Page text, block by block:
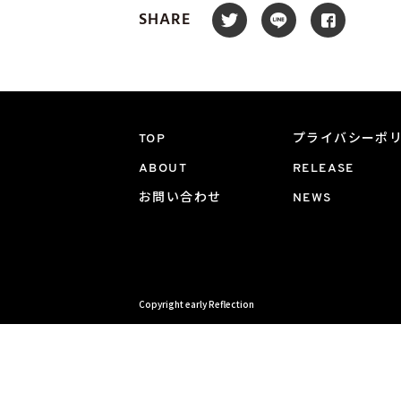
SHARE
TOP プライバシーポ
ABOUT RELEASE
お問い合わせ NEWS
Copyright early Reflection